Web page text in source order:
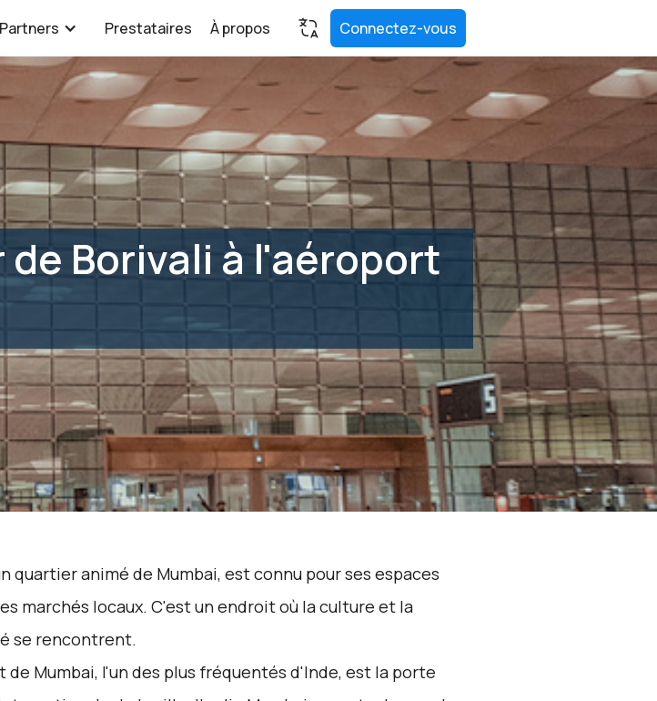
Partners Prestataires À propos Connectez-vous
Borivali à l'aéroport
quartier animé de Mumbai, est connu pour ses espaces
marchés locaux. C'est un endroit où la culture et la
se rencontrent.
de Mumbai, l'un des plus fréquentés d'Inde, est la porte